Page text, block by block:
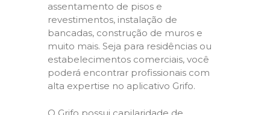
assentamento de pisos e
revestimentos, instalação de
bancadas, construção de muros e
muito mais. Seja para residências ou
estabelecimentos comerciais, você
poderá encontrar profissionais com
alta expertise no aplicativo Grifo.
O Grifo possui capilaridade de